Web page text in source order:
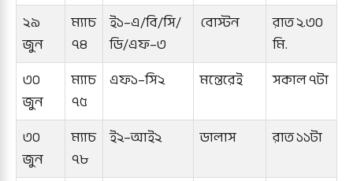
২৯
জুন
ম্যাচ
৭৪
ই১–এ/বি/সি/
ডি/এফ–৩
বোস্টন
রাত ২.৩০
মি.
৩০
জুন
ম্যাচ
৭৫
এফ১–সি২ মন্তেরেই সকাল ৭টা
৩০
জুন
ম্যাচ
৭৮
ই২–আই২ ডালাস রাত ১১টা